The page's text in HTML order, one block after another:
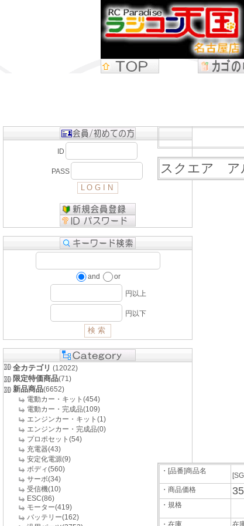
ID
PASS
and or
円以上
円以下
全カテゴリ (12022)
限定特価商品(71)
新品商品(6652)
電動カー・キット(454)
電動カー・完成品(109)
エンジンカー・キット(1)
エンジンカー・完成品(0)
プロポセット(54)
充電器(43)
安定化電源(9)
ボディ(560)
サーボ(34)
受信機(10)
ESC(86)
モーター(419)
バッテリー(162)
スクエア ア
・[品番]商品名
・商品価格
・規格
・在庫
在